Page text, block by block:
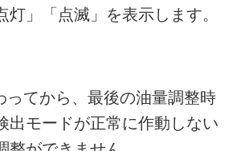
灯」「点滅」を表示します。
ってから、最後の油量調整時
出モードが正常に作動しない